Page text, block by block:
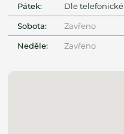
Pátek: Dle
Sobota: Zavřeno
Neděle: Zavřeno